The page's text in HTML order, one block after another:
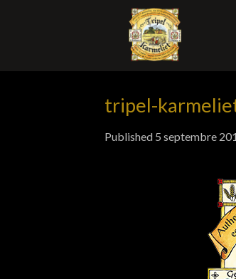
tripel-
Published 5 septembre